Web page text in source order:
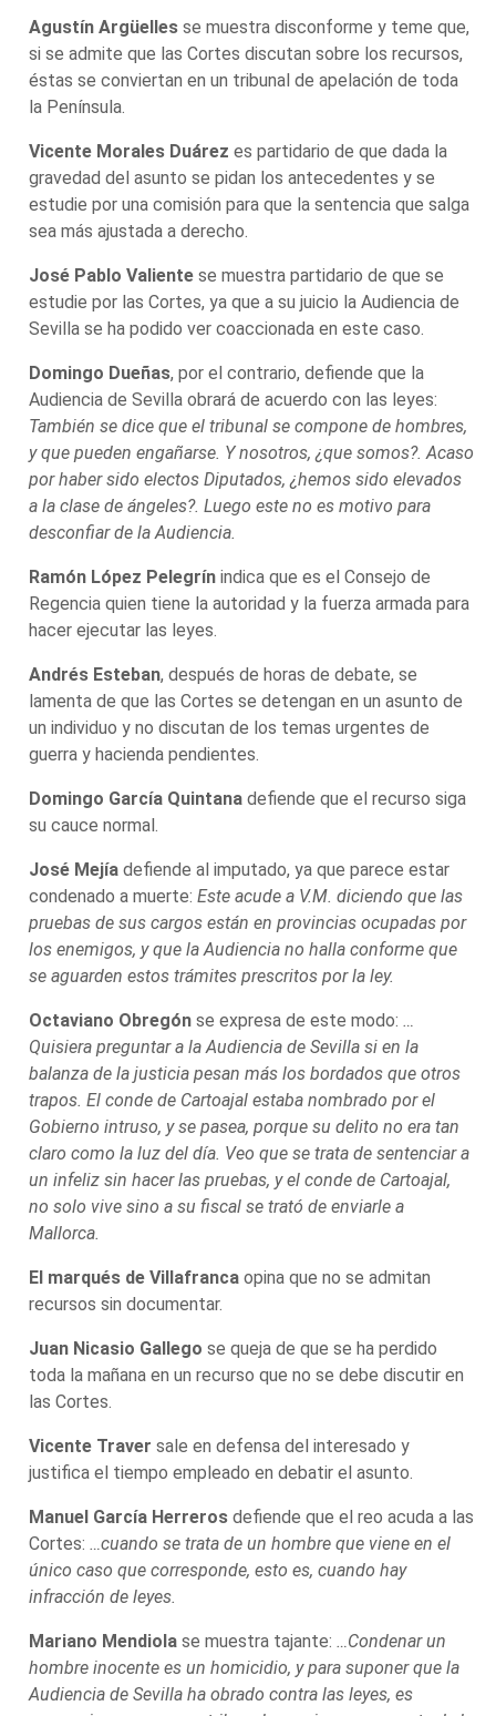
Agustín Argüelles se muestra disconforme y teme que,
si se admite que las Cortes discutan sobre los recursos,
éstas se conviertan en un tribunal de apelación de toda
la Península.
Vicente Morales Duárez es partidario de que dada la
gravedad del asunto se pidan los antecedentes y se
estudie por una comisión para que la sentencia que salga
sea más ajustada a derecho.
José Pablo Valiente se muestra partidario de que se
estudie por las Cortes, ya que a su juicio la Audiencia de
Sevilla se ha podido ver coaccionada en este caso.
Domingo Dueñas, por el contrario, defiende que la
Audiencia de Sevilla obrará de acuerdo con las leyes:
También se dice que el tribunal se compone de hombres,
y que pueden engañarse. Y nosotros, ¿que somos?. Acaso
por haber sido electos Diputados, ¿hemos sido elevados
a la clase de ángeles?. Luego este no es motivo para
desconfiar de la Audiencia.
Ramón López Pelegrín indica que es el Consejo de
Regencia quien tiene la autoridad y la fuerza armada para
hacer ejecutar las leyes.
Andrés Esteban, después de horas de debate, se
lamenta de que las Cortes se detengan en un asunto de
un individuo y no discutan de los temas urgentes de
guerra y hacienda pendientes.
Domingo García Quintana defiende que el recurso siga
su cauce normal.
José Mejía defiende al imputado, ya que parece estar
condenado a muerte:Este acude a V.M. diciendo que las
pruebas de sus cargos están en provincias ocupadas por
los enemigos, y que la Audiencia no halla conforme que
se aguarden estos trámites prescritos por la ley.
Octaviano Obregón se expresa de este modo: …
Quisiera preguntar a la Audiencia de Sevilla si en la
balanza de la justicia pesan más los bordados que otros
trapos. El conde de Cartoajal estaba nombrado por el
Gobierno intruso, y se pasea, porque su delito no era tan
claro como la luz del día. Veo que se trata de sentenciar a
un infeliz sin hacer las pruebas, y el conde de Cartoajal,
no solo vive sino a su fiscal se trató de enviarle a
Mallorca.
El marqués de Villafranca opina que no se admitan
recursos sin documentar.
Juan Nicasio Gallego se queja de que se ha perdido
toda la mañana en un recurso que no se debe discutir en
las Cortes.
Vicente Traver sale en defensa del interesado y
justifica el tiempo empleado en debatir el asunto.
Manuel García Herreros defiende que el reo acuda a las
Cortes: …cuando se trata de un hombre que viene en el
único caso que corresponde, esto es, cuando hay
infracción de leyes.
Mariano Mendiola se muestra tajante: …Condenar un
hombre inocente es un homicidio, y para suponer que la
Audiencia de Sevilla ha obrado contra las leyes, es